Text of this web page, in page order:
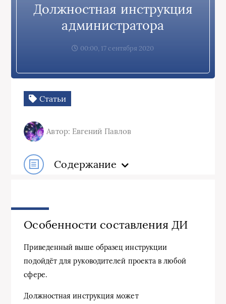
Должностная инструкция
администратора
00:00, 17 сентября 2020
Статьи
Автор: Евгений Павлов
Содержание
Особенности составления ДИ
Приведенный выше образец инструкции
подойдёт для руководителей проекта в любой
сфере.
Должностная инструкция может